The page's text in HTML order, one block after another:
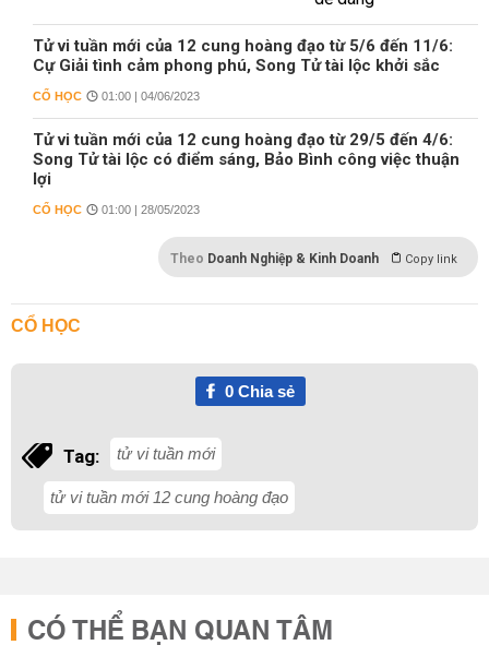
Tử vi tuần mới của 12 cung hoàng đạo từ 5/6 đến 11/6:
Cự Giải tình cảm phong phú, Song Tử tài lộc khởi sắc
CỔ HỌC 01:00 | 04/06/2023
Tử vi tuần mới của 12 cung hoàng đạo từ 29/5 đến 4/6:
Song Tử tài lộc có điểm sáng, Bảo Bình công việc thuận
lợi
CỔ HỌC 01:00 | 28/05/2023
Theo Doanh Nghiệp & Kinh Doanh Copy link
CỔ HỌC
0Chia sẻ
Tag: tử vi tuần mới
tử vi tuần mới 12 cung hoàng đạo
CÓ THỂ BẠN QUAN TÂM